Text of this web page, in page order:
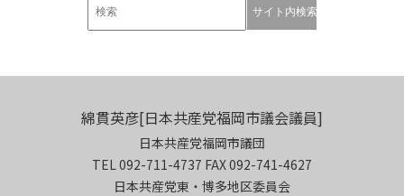
綿貫英彦[日本共産党福岡市議会議員]
日本共産党福岡市議団
TEL 092-711-4737 FAX 092-741-4627
日本共産党東・博多地区委員会